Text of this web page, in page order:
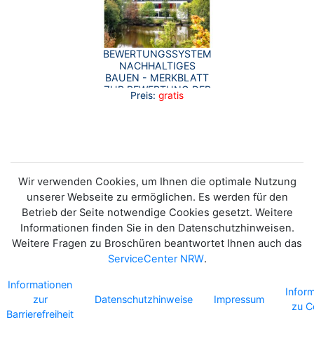
BEWERTUNGSSYSTEM
NACHHALTIGES
BAUEN - MERKBLATT
ZUR BEWERTUNG DER
KLIMAANPASSUNG
Preis: gratis
Wir verwenden Cookies, um Ihnen die optimale Nutzung
unserer Webseite zu ermöglichen. Es werden für den
Betrieb der Seite notwendige Cookies gesetzt. Weitere
Informationen finden Sie in den Datenschutzhinweisen.
Weitere Fragen zu Broschüren beantwortet Ihnen auch das
ServiceCenter NRW.
Informationen
zur
Barrierefreiheit
Datenschutzhinweise Impressum
zu